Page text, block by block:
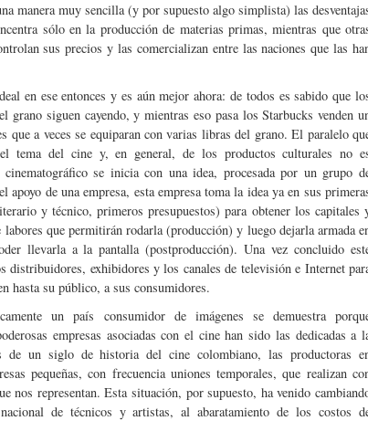
manera muy sencilla (y por supuesto algo simplista) las
sólo en la producción de materias primas, mientras que
sus precios y las comercializan entre las naciones que las
en ese entonces y es aún mejor ahora: de todos es sabido que
grano siguen cayendo, y mientras eso pasa los Starbucks venden
que a veces se equiparan con varias libras del grano. El paralelo
el tema del cine y, en general, de los productos culturales no
cinematográfico se inicia con una idea, procesada por un grupo
apoyo de una empresa, esta empresa toma la idea ya en sus
y técnico, primeros presupuestos) para obtener los capitales
que permitirán rodarla (producción) y luego dejarla armada
llevarla a la pantalla (postproducción). Una vez concluido
distribuidores, exhibidores y los canales de televisión e Internet
hasta su público, a sus consumidores.
un país consumidor de imágenes se demuestra
empresas asociadas con el cine han sido las dedicadas a
de un siglo de historia del cine colombiano, las productoras
pequeñas, con frecuencia uniones temporales, que realizan
nos representan. Esta situación, por supuesto, ha venido
de técnicos y artistas, al abaratamiento de los costos